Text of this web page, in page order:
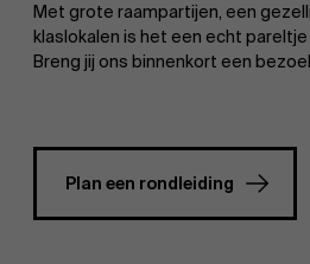
Met grote raampartijen, een
klaslokalen is het een echt
Breng jij ons binnenkort een
Plan een rondleiding